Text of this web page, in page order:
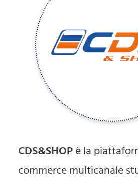
CDS&SHOPè la
commerce multicanale